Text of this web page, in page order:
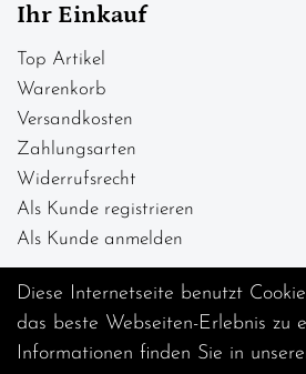
Ihr Einkauf
Top Artikel
Warenkorb
Versandkosten
Zahlungsarten
Widerrufsrecht
Als Kunde registrieren
Als Kunde anmelden
Diese Internetseite benutzt
das beste Webseiten-Erlebnis zu
Informationen finden Sie in